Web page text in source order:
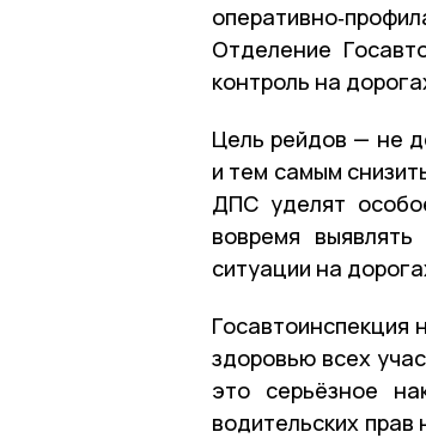
Отделение
контроль на
Цель рейдов — не
и тем самым
ДПС уделят
вовремя
ситуации на
Госавтоинспекция
здоровью всех
это серьёзное
водительских